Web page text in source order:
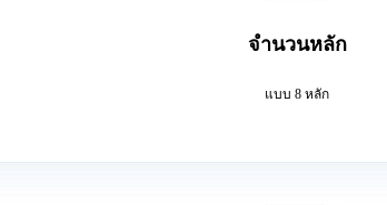
จำนวนหลัก
แบบ 8 หลัก